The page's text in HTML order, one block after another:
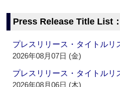
Press Release Title List
プレスリリース・タイトル
2026年08月07日 (金)
プレスリリース・タイトル
2026年08月06日 (木)